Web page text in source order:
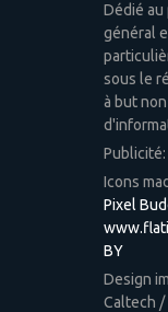
Dédié
général
sous le
à but
Icons
Pixel
BY
Design
Caltech /